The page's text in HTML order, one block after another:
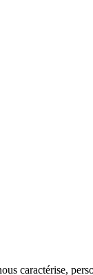
caractérise,